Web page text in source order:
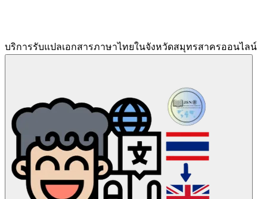
บริการรับแปลเอกสารภาษาไทยในจังหวัดสมุทรสาครออนไลน์